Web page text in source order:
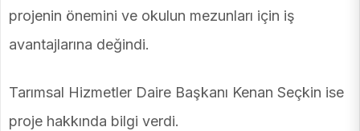
projenin önemini ve okulun mezunları için iş
avantajlarına değindi.
Tarımsal Hizmetler Daire Başkanı Kenan Seçkin ise
proje hakkında bilgi verdi.